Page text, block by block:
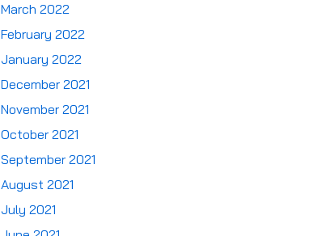
March 2022
February 2022
January 2022
December 2021
November 2021
October 2021
September 2021
August 2021
July 2021